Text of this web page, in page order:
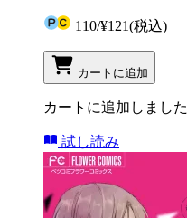
110/¥121(税込)
カートに追加
カートに追加しました
試し読み